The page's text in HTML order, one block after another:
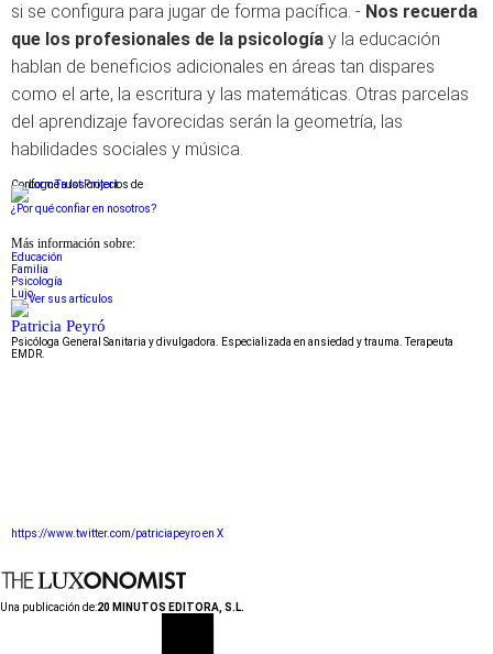
si se configura para jugar de forma pacífica. - Nos recuerda
que los profesionales de la psicología y la educación
hablan de beneficios adicionales en áreas tan dispares
como el arte, la escritura y las matemáticas. Otras parcelas
del aprendizaje favorecidas serán la geometría, las
habilidades sociales y música.
Conforme a los criterios de
¿Por qué confiar en nosotros?
Más información sobre:
Educación
Familia
Psicología
Lujo
Patricia Peyró
Psicóloga General Sanitaria y divulgadora. Especializada en ansiedad y trauma. Terapeuta
EMDR.
https://www.twitter.com/patriciapeyro en X
Una publicación de:20 MINUTOS EDITORA, S.L.